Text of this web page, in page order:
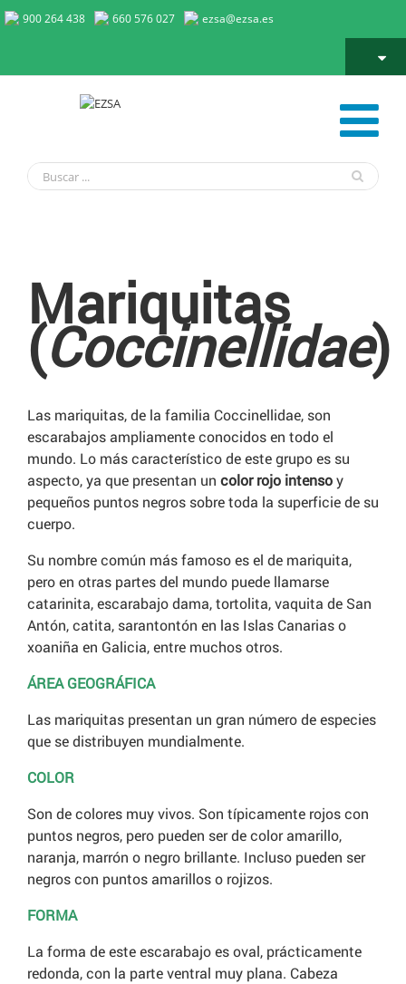
900 264 438 660 576 027 ezsa@ezsa.es
Mariquitas
(Coccinellidae)
Las mariquitas, de la familia Coccinellidae, son
escarabajos ampliamente conocidos en todo el
mundo. Lo más característico de este grupo es su
aspecto, ya que presentan un color rojo intensoy
pequeños puntos negros sobre toda la superficie de su
cuerpo.
Su nombre común más famoso es el de mariquita,
pero en otras partes del mundo puede llamarse
catarinita, escarabajo dama, tortolita, vaquita de San
Antón, catita, sarantontón en las Islas Canarias o
xoaniña en Galicia, entre muchos otros.
ÁREA GEOGRÁFICA
Las mariquitas presentan un gran número de especies
que se distribuyen mundialmente.
COLOR
Son de colores muy vivos. Son típicamente rojos con
puntos negros, pero pueden ser de color amarillo,
naranja, marrón o negro brillante. Incluso pueden ser
negros con puntos amarillos o rojizos.
FORMA
La forma de este escarabajo es oval, prácticamente
redonda, con la parte ventral muy plana. Cabeza